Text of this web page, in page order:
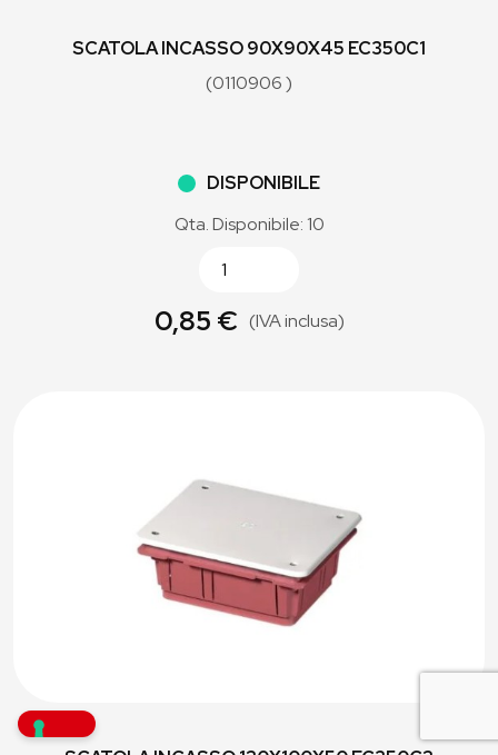
SCATOLA INCASSO 90X90X45 EC350C1
(0110906 )
DISPONIBILE
Qta. Disponibile: 10
0,85 € (IVA inclusa)